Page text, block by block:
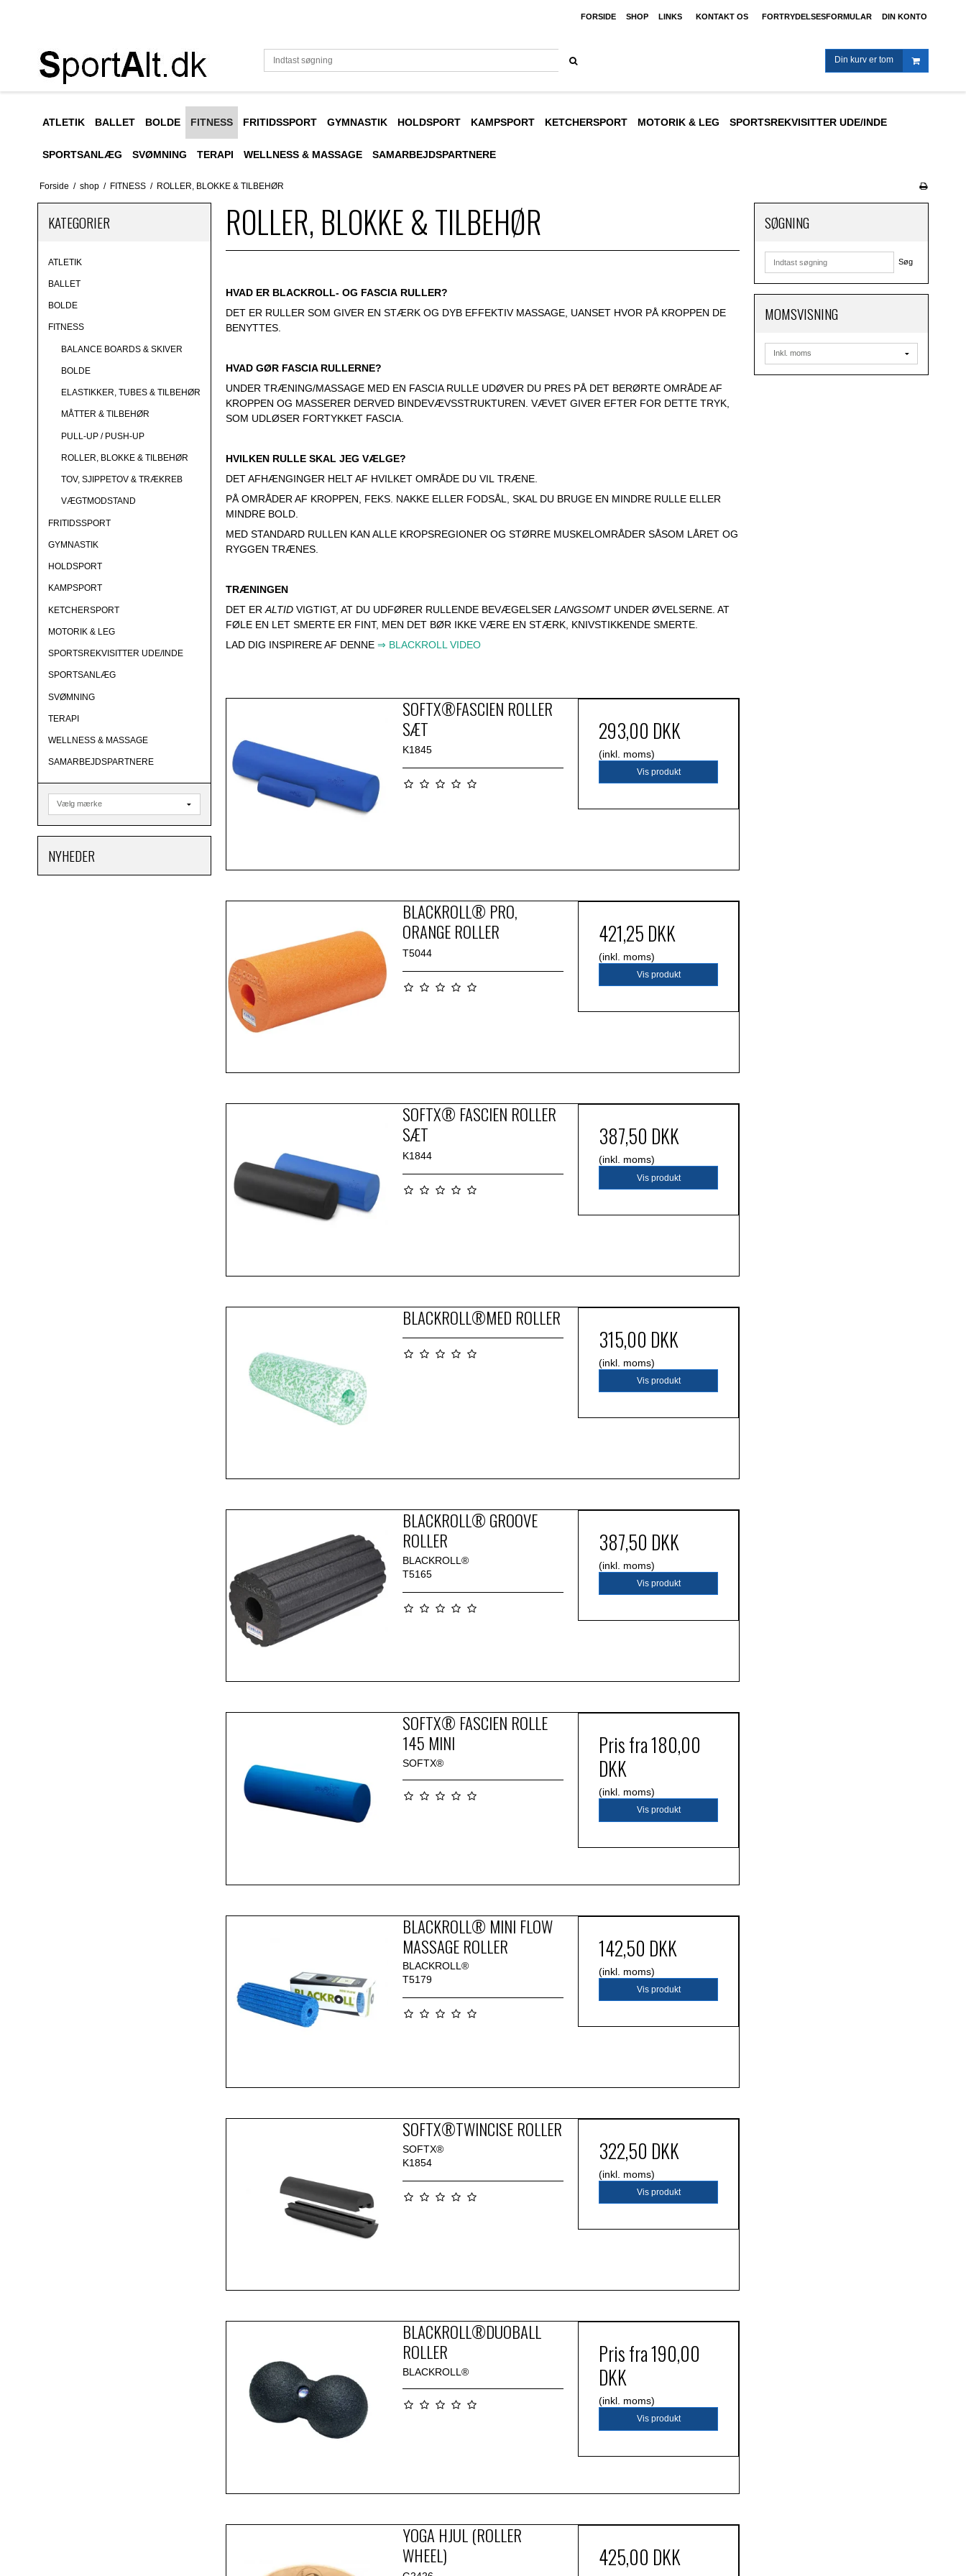
FORSIDE SHOP LINKS KONTAKT OS FORTRYDELSESFORMULAR DIN KONTO
Din kurv er tom
ATLETIK BALLET BOLDE FITNESS FRITIDSSPORT GYMNASTIK HOLDSPORT KAMPSPORT KETCHERSPORT MOTORIK & LEG SPORTSREKVISITTER UDE/INDE
SPORTSANLÆG SVØMNING TERAPI WELLNESS & MASSAGE SAMARBEJDSPARTNERE
Forside / shop / FITNESS / ROLLER, BLOKKE & TILBEHØR
KATEGORIER
ATLETIK
BALLET
BOLDE
FITNESS
BALANCE BOARDS & SKIVER
BOLDE
ELASTIKKER, TUBES & TILBEHØR
MÅTTER & TILBEHØR
PULL-UP / PUSH-UP
ROLLER, BLOKKE & TILBEHØR
TOV, SJIPPETOV & TRÆKREB
VÆGTMODSTAND
FRITIDSSPORT
GYMNASTIK
HOLDSPORT
KAMPSPORT
KETCHERSPORT
MOTORIK & LEG
SPORTSREKVISITTER UDE/INDE
SPORTSANLÆG
SVØMNING
TERAPI
WELLNESS & MASSAGE
SAMARBEJDSPARTNERE
NYHEDER
ROLLER, BLOKKE & TILBEHØR
HVAD ER BLACKROLL- OG FASCIA RULLER?
DET ER RULLER SOM GIVER EN STÆRK OG DYB EFFEKTIV MASSAGE, UANSET HVOR PÅ KROPPEN DE
BENYTTES.
HVAD GØR FASCIA RULLERNE?
UNDER TRÆNING/MASSAGE MED EN FASCIA RULLE UDØVER DU PRES PÅ DET BERØRTE OMRÅDE AF
KROPPEN OG MASSERER DERVED BINDEVÆVSSTRUKTUREN. VÆVET GIVER EFTER FOR DETTE TRYK,
SOM UDLØSER FORTYKKET FASCIA.
HVILKEN RULLE SKAL JEG VÆLGE?
DET AFHÆNGINGER HELT AF HVILKET OMRÅDE DU VIL TRÆNE.
PÅ OMRÅDER AF KROPPEN, FEKS. NAKKE ELLER FODSÅL, SKAL DU BRUGE EN MINDRE RULLE ELLER
MINDRE BOLD.
MED STANDARD RULLEN KAN ALLE KROPSREGIONER OG STØRRE MUSKELOMRÅDER SÅSOM LÅRET OG
RYGGEN TRÆNES.
TRÆNINGEN
DET ERALTID VIGTIGT, AT DU UDFØRER RULLENDE BEVÆGELSERLANGSOMTUNDER ØVELSERNE. AT
FØLE EN LET SMERTE ER FINT, MEN DET BØR IKKE VÆRE EN STÆRK, KNIVSTIKKENDE SMERTE.
LAD DIG INSPIRERE AF DENNE⇒ BLACKROLL VIDEO
SOFTX®FASCIEN ROLLER
SÆT
K1845
293,00 DKK
(inkl. moms)
Vis produkt
BLACKROLL® PRO,
ORANGE ROLLER
T5044
421,25 DKK
(inkl. moms)
Vis produkt
SOFTX® FASCIEN ROLLER
SÆT
K1844
387,50 DKK
(inkl. moms)
Vis produkt
BLACKROLL®MED ROLLER
315,00 DKK
(inkl. moms)
Vis produkt
BLACKROLL® GROOVE
ROLLER
BLACKROLL®
T5165
387,50 DKK
(inkl. moms)
Vis produkt
SOFTX® FASCIEN ROLLE
145 MINI
SOFTX®
Pris fra180,00
DKK
(inkl. moms)
Vis produkt
BLACKROLL® MINI FLOW
MASSAGE ROLLER
BLACKROLL®
T5179
142,50 DKK
(inkl. moms)
Vis produkt
SOFTX®TWINCISE ROLLER
SOFTX®
K1854
322,50 DKK
(inkl. moms)
Vis produkt
BLACKROLL®DUOBALL
ROLLER
BLACKROLL®
Pris fra190,00
DKK
(inkl. moms)
Vis produkt
YOGA HJUL (ROLLER
WHEEL)
425,00 DKK
SØGNING
Søg
MOMSVISNING